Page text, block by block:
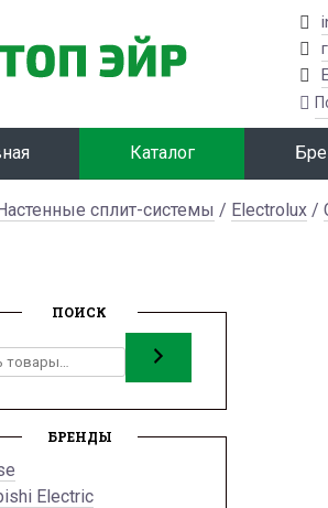
Каталог
Настенные сплит-системы / Electrolux /
ПОИСК
БРЕНДЫ
Electric